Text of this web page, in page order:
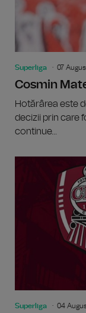
Superliga 07
Cosmin
Hotărârea este
decizii prin care
continue...
Superliga 04